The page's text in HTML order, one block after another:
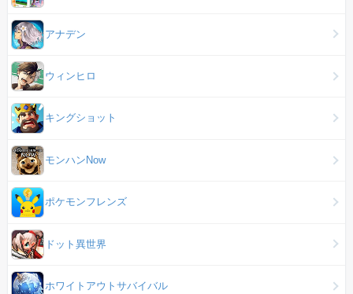
アナデン
ウィンヒロ
キングショット
モンハンNow
ポケモンフレンズ
ドット異世界
ホワイトアウトサバイバル